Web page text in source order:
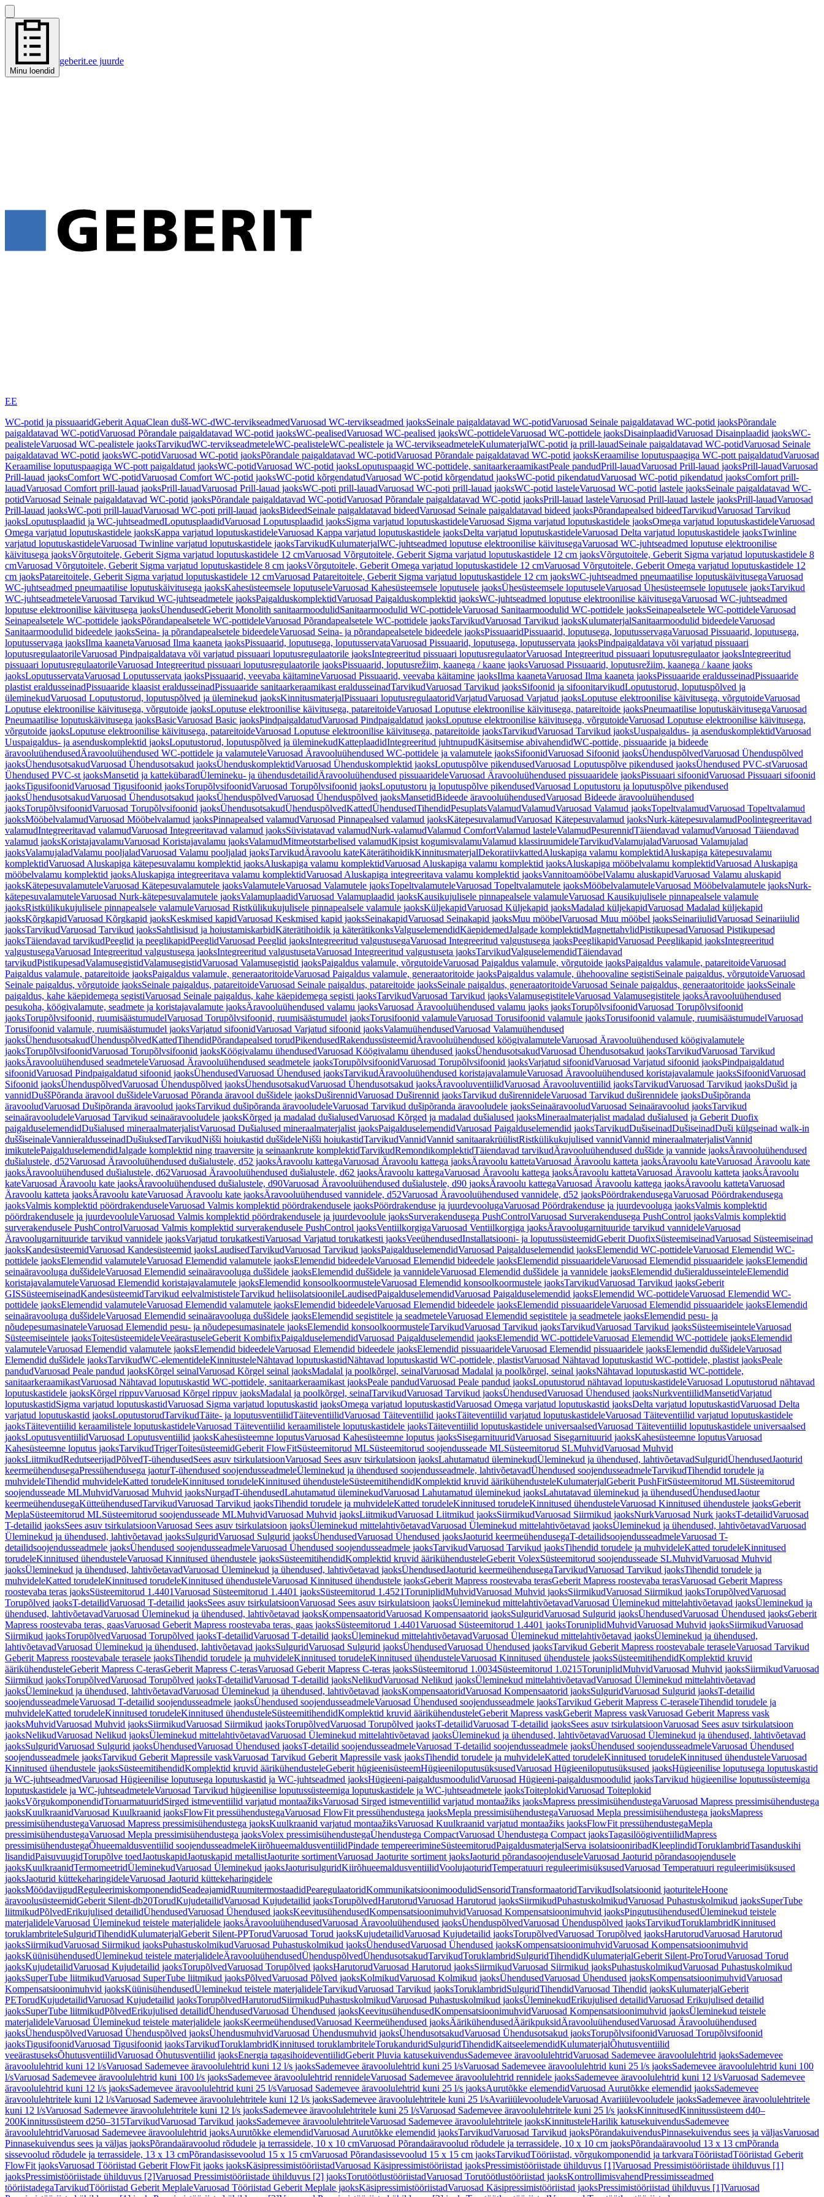
Minu loendid
geberit.ee juurde
EE
WC-potid ja pissuaaridGeberit AquaClean dušš-WC-dWC-tervikseadmedVaruosad WC-tervikseadmed jaoksSeinale paigaldatavad WC-potidVaruosad Seinale paigaldatavad WC-potid jaoksPõrandale
paigaldatavad WC-potidVaruosad Põrandale paigaldatavad WC-potid jaoksWC-pealisedVaruosad WC-pealised jaoksWC-pottideleVaruosad WC-pottidele jaoksDisainplaadidVaruosad Disainplaadid jaoksWC-
pealisteleVaruosad WC-pealistele jaoksTarvikudWC-tervikseadmeteleWC-pealisteleWC-pealistele ja WC-tervikseadmeteleKulumaterjalWC-potid ja prill-lauadSeinale paigaldatavad WC-potidVaruosad Seinale
paigaldatavad WC-potid jaoksWC-potidVaruosad WC-potid jaoksPõrandale paigaldatavad WC-potidVaruosad Põrandale paigaldatavad WC-potid jaoksKeraamilise loputuspaagiga WC-pott paigaldatudVaruosad
Keraamilise loputuspaagiga WC-pott paigaldatud jaoksWC-potidVaruosad WC-potid jaoksLoputuspaagid WC-pottidele, sanitaarkeraamikastPeale pandudPrill-lauadVaruosad Prill-lauad jaoksPrill-lauadVaruosad
Prill-lauad jaoksComfort WC-potidVaruosad Comfort WC-potid jaoksWC-potid kõrgendatudVaruosad WC-potid kõrgendatud jaoksWC-potid pikendatudVaruosad WC-potid pikendatud jaoksComfort prill-
lauadVaruosad Comfort prill-lauad jaoksPrill-lauadVaruosad Prill-lauad jaoksWC-poti prill-lauadVaruosad WC-poti prill-lauad jaoksWC-potid lasteleVaruosad WC-potid lastele jaoksSeinale paigaldatavad WC-
potidVaruosad Seinale paigaldatavad WC-potid jaoksPõrandale paigaldatavad WC-potidVaruosad Põrandale paigaldatavad WC-potid jaoksPrill-lauad lasteleVaruosad Prill-lauad lastele jaoksPrill-lauadVaruosad
Prill-lauad jaoksWC-poti prill-lauadVaruosad WC-poti prill-lauad jaoksBideedSeinale paigaldatavad bideedVaruosad Seinale paigaldatavad bideed jaoksPõrandapealsed bideedTarvikudVaruosad Tarvikud
jaoksLoputusplaadid ja WC-juhtseadmedLoputusplaadidVaruosad Loputusplaadid jaoksSigma varjatud loputuskastideleVaruosad Sigma varjatud loputuskastidele jaoksOmega varjatud loputuskastideleVaruosad
Omega varjatud loputuskastidele jaoksKappa varjatud loputuskastideleVaruosad Kappa varjatud loputuskastidele jaoksDelta varjatud loputuskastideleVaruosad Delta varjatud loputuskastidele jaoksTwinline
varjatud loputuskastideleVaruosad Twinline varjatud loputuskastidele jaoksTarvikudKulumaterjalWC-juhtseadmed loputuse elektroonilise käivitusegaVaruosad WC-juhtseadmed loputuse elektroonilise
käivitusega jaoksVõrgutoitele, Geberit Sigma varjatud loputuskastidele 12 cmVaruosad Võrgutoitele, Geberit Sigma varjatud loputuskastidele 12 cm jaoksVõrgutoitele, Geberit Sigma varjatud loputuskastidele 8
cmVaruosad Võrgutoitele, Geberit Sigma varjatud loputuskastidele 8 cm jaoksVõrgutoitele, Geberit Omega varjatud loputuskastidele 12 cmVaruosad Võrgutoitele, Geberit Omega varjatud loputuskastidele 12
cm jaoksPatareitoitele, Geberit Sigma varjatud loputuskastidele 12 cmVaruosad Patareitoitele, Geberit Sigma varjatud loputuskastidele 12 cm jaoksWC-juhtseadmed pneumaatilise loputuskäivitusegaVaruosad
WC-juhtseadmed pneumaatilise loputuskäivitusega jaoksKahesüsteemsele loputuseleVaruosad Kahesüsteemsele loputusele jaoksÜhesüsteemsele loputuseleVaruosad Ühesüsteemsele loputusele jaoksTarvikud
WC-juhtseadmeteleVaruosad Tarvikud WC-juhtseadmetele jaoksPaigalduskomplektidVaruosad Paigalduskomplektid jaoksWC-juhtseadmed loputuse elektroonilise käivitusegaVaruosad WC-juhtseadmed
loputuse elektroonilise käivitusega jaoksÜhendusedGeberit Monolith sanitaarmoodulidSanitaarmoodulid WC-pottideleVaruosad Sanitaarmoodulid WC-pottidele jaoksSeinapealsetele WC-pottideleVaruosad
Seinapealsetele WC-pottidele jaoksPõrandapealsetele WC-pottideleVaruosad Põrandapealsetele WC-pottidele jaoksTarvikudVaruosad Tarvikud jaoksKulumaterjalSanitaarmoodulid bideedeleVaruosad
Sanitaarmoodulid bideedele jaoksSeina- ja põrandapealsetele bideedeleVaruosad Seina- ja põrandapealsetele bideedele jaoksPissuaaridPissuaarid, loputusega, loputusservagaVaruosad Pissuaarid, loputusega,
loputusservaga jaoksIlma kaanetaVaruosad Ilma kaaneta jaoksPissuaarid, loputusega, loputusservataVaruosad Pissuaarid, loputusega, loputusservata jaoksPindpaigaldatava või varjatud pissuaari
loputusregulaatorileVaruosad Pindpaigaldatava või varjatud pissuaari loputusregulaatorile jaoksIntegreeritud pissuaari loputusregulaatorVaruosad Integreeritud pissuaari loputusregulaator jaoksIntegreeritud
pissuaari loputusregulaatorileVaruosad Integreeritud pissuaari loputusregulaatorile jaoksPissuaarid, loputusrežiim, kaanega / kaane jaoksVaruosad Pissuaarid, loputusrežiim, kaanega / kaane jaoks
jaoksLoputusservataVaruosad Loputusservata jaoksPissuaarid, veevaba käitamineVaruosad Pissuaarid, veevaba käitamine jaoksIlma kaanetaVaruosad Ilma kaaneta jaoksPissuaaride eraldusseinadPissuaaride
plastist eraldusseinadPissuaaride klaasist eraldusseinadPissuaaride sanitaarkeraamikast eraldusseinadTarvikudVaruosad Tarvikud jaoksSifoonid ja sifoonitarvikudLoputustorud, loputuspõlved ja
üleminekudVaruosad Loputustorud, loputuspõlved ja üleminekud jaoksKinnitusmaterjalPissuaari loputusregulaatoridVarjatudVaruosad Varjatud jaoksLoputuse elektroonilise käivitusega, võrgutoideVaruosad
Loputuse elektroonilise käivitusega, võrgutoide jaoksLoputuse elektroonilise käivitusega, patareitoideVaruosad Loputuse elektroonilise käivitusega, patareitoide jaoksPneumaatilise loputuskäivitusegaVaruosad
Pneumaatilise loputuskäivitusega jaoksBasicVaruosad Basic jaoksPindpaigaldatudVaruosad Pindpaigaldatud jaoksLoputuse elektroonilise käivitusega, võrgutoideVaruosad Loputuse elektroonilise käivitusega,
võrgutoide jaoksLoputuse elektroonilise käivitusega, patareitoideVaruosad Loputuse elektroonilise käivitusega, patareitoide jaoksTarvikudVaruosad Tarvikud jaoksUuspaigaldus- ja asenduskomplektidVaruosad
Uuspaigaldus- ja asenduskomplektid jaoksLoputustorud, loputuspõlved ja üleminekudKatteplaadidIntegreeritud juhtnupudKäsitsemise abivahendidWC-pottide, pissuaaride ja bideede
äravooluühendusedÄravooluühendused WC-pottidele ja valamuteleVaruosad Äravooluühendused WC-pottidele ja valamutele jaoksSifoonidVaruosad Sifoonid jaoksÜhenduspõlvedVaruosad Ühenduspõlved
jaoksÜhendusotsakudVaruosad Ühendusotsakud jaoksÜhenduskomplektidVaruosad Ühenduskomplektid jaoksLoputuspõlve pikendusedVaruosad Loputuspõlve pikendused jaoksÜhendused PVC-stVaruosad
Ühendused PVC-st jaoksMansetid ja kattekübaradÜlemineku- ja ühendusdetailidÄravooluühendused pissuaarideleVaruosad Äravooluühendused pissuaaridele jaoksPissuaari sifoonidVaruosad Pissuaari sifoonid
jaoksTigusifoonidVaruosad Tigusifoonid jaoksTorupõlvsifoonidVaruosad Torupõlvsifoonid jaoksLoputustoru ja loputuspõlve pikendusedVaruosad Loputustoru ja loputuspõlve pikendused
jaoksÜhendusotsakudVaruosad Ühendusotsakud jaoksÜhenduspõlvedVaruosad Ühenduspõlved jaoksMansetidBideede äravooluühendusedVaruosad Bideede äravooluühendused
jaoksTorupõlvsifoonidVaruosad Torupõlvsifoonid jaoksÜhendusotsakudÜhenduspõlvedKattedÜhendusedTihendidPesuplatsValamudValamudVaruosad Valamud jaoksTopeltvalamudVaruosad Topeltvalamud
jaoksMööbelvalamudVaruosad Mööbelvalamud jaoksPinnapealsed valamudVaruosad Pinnapealsed valamud jaoksKätepesuvalamudVaruosad Kätepesuvalamud jaoksNurk-kätepesuvalamudPoolintegreeritavad
valamudIntegreeritavad valamudVaruosad Integreeritavad valamud jaoksSüvistatavad valamudNurk-valamudValamud ComfortValamud lasteleValamudPesurennidTäiendavad valamudVaruosad Täiendavad
valamud jaoksKoristajavalamuVaruosad Koristajavalamu jaoksValamudMitmeotstarbelised valamudKipsist kogumisvalamuValamud klassiruumideleTarvikudValamujaladVaruosad Valamujalad
jaoksValamujaladValamu pooljaladVaruosad Valamu pooljalad jaoksTarvikudÄravoolu kateKäterätihoidikKinnitusmaterjalDekoratiivkattedAluskapiga valamu komplektidAluskapiga kätepesuvalamu
komplektidVaruosad Aluskapiga kätepesuvalamu komplektid jaoksAluskapiga valamu komplektidVaruosad Aluskapiga valamu komplektid jaoksAluskapiga mööbelvalamu komplektidVaruosad Aluskapiga
mööbelvalamu komplektid jaoksAluskapiga integreeritava valamu komplektidVaruosad Aluskapiga integreeritava valamu komplektid jaoksVannitoamööbelValamu aluskapidVaruosad Valamu aluskapid
jaoksKätepesuvalamuteleVaruosad Kätepesuvalamutele jaoksValamuteleVaruosad Valamutele jaoksTopeltvalamuteleVaruosad Topeltvalamutele jaoksMööbelvalamuteleVaruosad Mööbelvalamutele jaoksNurk-
kätepesuvalamuteleVaruosad Nurk-kätepesuvalamutele jaoksValamuplaadidVaruosad Valamuplaadid jaoksKausikujulisele pinnapealsele valamuleVaruosad Kausikujulisele pinnapealsele valamule
jaoksRistkülikukujulisele pinnapealsele valamuleVaruosad Ristkülikukujulisele pinnapealsele valamule jaoksKüljekapidVaruosad Küljekapid jaoksMadalad küljekapidVaruosad Madalad küljekapid
jaoksKõrgkapidVaruosad Kõrgkapid jaoksKeskmised kapidVaruosad Keskmised kapid jaoksSeinakapidVaruosad Seinakapid jaoksMuu mööbelVaruosad Muu mööbel jaoksSeinariiulidVaruosad Seinariiulid
jaoksTarvikudVaruosad Tarvikud jaoksSahtlisisud ja hoiustamiskarbidKäterätihoidik ja käterätikonksValguselemendidKäepidemedJalgade komplektidMagnettahvlidPistikupesadVaruosad Pistikupesad
jaoksTäiendavad tarvikudPeeglid ja peeglikapidPeeglidVaruosad Peeglid jaoksIntegreeritud valgustusegaVaruosad Integreeritud valgustusega jaoksPeeglikapidVaruosad Peeglikapid jaoksIntegreeritud
valgustusegaVaruosad Integreeritud valgustusega jaoksIntegreeritud valgustusetaVaruosad Integreeritud valgustuseta jaoksTarvikudValguselemendidTäiendavad
tarvikudPistikupesadValamusegistidValamusegistidVaruosad Valamusegistid jaoksPaigaldus valamule, võrgutoideVaruosad Paigaldus valamule, võrgutoide jaoksPaigaldus valamule, patareitoideVaruosad
Paigaldus valamule, patareitoide jaoksPaigaldus valamule, generaatoritoideVaruosad Paigaldus valamule, generaatoritoide jaoksPaigaldus valamule, ühehoovaline segistiSeinale paigaldus, võrgutoideVaruosad
Seinale paigaldus, võrgutoide jaoksSeinale paigaldus, patareitoideVaruosad Seinale paigaldus, patareitoide jaoksSeinale paigaldus, generaatoritoideVaruosad Seinale paigaldus, generaatoritoide jaoksSeinale
paigaldus, kahe käepidemega segistiVaruosad Seinale paigaldus, kahe käepidemega segisti jaoksTarvikudVaruosad Tarvikud jaoksValamusegistiteleVaruosad Valamusegistitele jaoksÄravooluühendused
pesukoha, köögivalamute, seadmete ja koristajavalamute jaoksÄravooluühendused valamu jaoksVaruosad Äravooluühendused valamu jaoks jaoksTorupõlvsifoonidVaruosad Torupõlvsifoonid
jaoksTorupõlvsifoonid, ruumisäästumudelVaruosad Torupõlvsifoonid, ruumisäästumudel jaoksTorusifoonid valamuleVaruosad Torusifoonid valamule jaoksTorusifoonid valamule, ruumisäästumudelVaruosad
Torusifoonid valamule, ruumisäästumudel jaoksVarjatud sifoonidVaruosad Varjatud sifoonid jaoksValamuühendusedVaruosad Valamuühendused
jaoksÜhendusotsakudÜhenduspõlvedKattedTihendidPõrandapealsed torudPikendusedRakendussüsteemidÄravooluühendused köögivalamuteleVaruosad Äravooluühendused köögivalamutele
jaoksTorupõlvsifoonidVaruosad Torupõlvsifoonid jaoksKöögivalamu ühendusedVaruosad Köögivalamu ühendused jaoksÜhendusotsakudVaruosad Ühendusotsakud jaoksTarvikudVaruosad Tarvikud
jaoksÄravooluühendused seadmeteleVaruosad Äravooluühendused seadmetele jaoksTorupõlvsifoonidVaruosad Torupõlvsifoonid jaoksVarjatud sifoonidVaruosad Varjatud sifoonid jaoksPindpaigaldatud
sifoonidVaruosad Pindpaigaldatud sifoonid jaoksÜhendusedVaruosad Ühendused jaoksTarvikudÄravooluühendused koristajavalamuleVaruosad Äravooluühendused koristajavalamule jaoksSifoonidVaruosad
Sifoonid jaoksÜhenduspõlvedVaruosad Ühenduspõlved jaoksÜhendusotsakudVaruosad Ühendusotsakud jaoksÄravooluventiilidVaruosad Äravooluventiilid jaoksTarvikudVaruosad Tarvikud jaoksDušid ja
vannidDuššPõranda äravool duššideleVaruosad Põranda äravool duššidele jaoksDuširennidVaruosad Duširennid jaoksTarvikud duširennideleVaruosad Tarvikud duširennidele jaoksDušipõranda
äravooludVaruosad Dušipõranda äravoolud jaoksTarvikud dušipõranda äravooludeleVaruosad Tarvikud dušipõranda äravooludele jaoksSeinaäravooludVaruosad Seinaäravoolud jaoksTarvikud
seinaäravooludeleVaruosad Tarvikud seinaäravooludele jaoksKõrged ja madalad dušialusedVaruosad Kõrged ja madalad dušialused jaoksMineraalmaterjalist madalad dušialused ja Geberit Duofix
paigalduselemendidDušialused mineraalmaterjalistVaruosad Dušialused mineraalmaterjalist jaoksPaigalduselemendidVaruosad Paigalduselemendid jaoksTarvikudDušiseinadDušiseinadDuši külgseinad walk-in
duššiseinaleVannieraldusseinadDušiuksedTarvikudNišši hoiukastid duššideleNišši hoiukastidTarvikudVannidVannid sanitaarakrüülistRistkülikukujulised vannidVannid mineraalmaterjalistVannid
imikutelePaigalduselemendidJalgade komplektid ning traaversite ja seinaankrute komplektidTarvikudRemondikomplektidTäiendavad tarvikudÄravooluühendused duššide ja vannide jaoksÄravooluühendused
dušialustele, d52Varuosad Äravooluühendused dušialustele, d52 jaoksÄravoolu kattegaVaruosad Äravoolu kattega jaoksÄravoolu kattetaVaruosad Äravoolu katteta jaoksÄravoolu kateVaruosad Äravoolu kate
jaoksÄravooluühendused dušialustele, d62Varuosad Äravooluühendused dušialustele, d62 jaoksÄravoolu kattegaVaruosad Äravoolu kattega jaoksÄravoolu kattetaVaruosad Äravoolu katteta jaoksÄravoolu
kateVaruosad Äravoolu kate jaoksÄravooluühendused dušialustele, d90Varuosad Äravooluühendused dušialustele, d90 jaoksÄravoolu kattegaVaruosad Äravoolu kattega jaoksÄravoolu kattetaVaruosad
Äravoolu katteta jaoksÄravoolu kateVaruosad Äravoolu kate jaoksÄravooluühendused vannidele, d52Varuosad Äravooluühendused vannidele, d52 jaoksPöördrakendusegaVaruosad Pöördrakendusega
jaoksValmis komplektid pöördrakenduseleVaruosad Valmis komplektid pöördrakendusele jaoksPöördrakenduse ja juurdevoolugaVaruosad Pöördrakenduse ja juurdevooluga jaoksValmis komplektid
pöördrakendusele ja juurdevooluleVaruosad Valmis komplektid pöördrakendusele ja juurdevoolule jaoksSurverakendusega PushControlVaruosad Surverakendusega PushControl jaoksValmis komplektid
surverakendusele PushControlVaruosad Valmis komplektid surverakendusele PushControl jaoksVentiilkorgigaVaruosad Ventiilkorgiga jaoksÄravoolugarnituuride tarvikud vannideleVaruosad
Äravoolugarnituuride tarvikud vannidele jaoksVarjatud torukatkestiVaruosad Varjatud torukatkesti jaoksVeeühendusedInstallatsiooni- ja loputussüsteemidGeberit DuofixSüsteemiseinadVaruosad Süsteemiseinad
jaoksKandesüsteemidVaruosad Kandesüsteemid jaoksLaudisedTarvikudVaruosad Tarvikud jaoksPaigalduselemendidVaruosad Paigalduselemendid jaoksElemendid WC-pottideleVaruosad Elemendid WC-
pottidele jaoksElemendid valamuteleVaruosad Elemendid valamutele jaoksElemendid bideedeleVaruosad Elemendid bideedele jaoksElemendid pissuaarideleVaruosad Elemendid pissuaaridele jaoksElemendid
seinaäravooluga duššideleVaruosad Elemendid seinaäravooluga duššidele jaoksElemendid duššidele ja vannideleVaruosad Elemendid duššidele ja vannidele jaoksElemendid dušieraldusseinteleElemendid
koristajavalamuteleVaruosad Elemendid koristajavalamutele jaoksElemendid konsoolkoormusteleVaruosad Elemendid konsoolkoormustele jaoksTarvikudVaruosad Tarvikud jaoksGeberit
GISSüsteemiseinadKandesüsteemidTarvikud eelvalmististeleTarvikud heliisolatsioonileLaudisedPaigalduselemendidVaruosad Paigalduselemendid jaoksElemendid WC-pottideleVaruosad Elemendid WC-
pottidele jaoksElemendid valamuteleVaruosad Elemendid valamutele jaoksElemendid bideedeleVaruosad Elemendid bideedele jaoksElemendid pissuaarideleVaruosad Elemendid pissuaaridele jaoksElemendid
seinaäravooluga duššideleVaruosad Elemendid seinaäravooluga duššidele jaoksElemendid segistitele ja seadmeteleVaruosad Elemendid segistitele ja seadmetele jaoksElemendid pesu- ja
nõudepesumasinateleVaruosad Elemendid pesu- ja nõudepesumasinatele jaoksElemendid konsoolkoormusteleTarvikudVaruosad Tarvikud jaoksTarvikudVaruosad Tarvikud jaoksSüsteemiseinteleVaruosad
Süsteemiseintele jaoksToitesüsteemideleVeeärastuseleGeberit KombifixPaigalduselemendidVaruosad Paigalduselemendid jaoksElemendid WC-pottideleVaruosad Elemendid WC-pottidele jaoksElemendid
valamuteleVaruosad Elemendid valamutele jaoksElemendid bideedeleVaruosad Elemendid bideedele jaoksElemendid pissuaarideleVaruosad Elemendid pissuaaridele jaoksElemendid duššideleVaruosad
Elemendid duššidele jaoksTarvikudWC-elementideleKinnitusteleNähtavad loputuskastidNähtavad loputuskastid WC-pottidele, plastistVaruosad Nähtavad loputuskastid WC-pottidele, plastist jaoksPeale
pandudVaruosad Peale pandud jaoksKõrgel seinalVaruosad Kõrgel seinal jaoksMadalal ja poolkõrgel, seinalVaruosad Madalal ja poolkõrgel, seinal jaoksNähtavad loputuskastid WC-pottidele,
sanitaarkeraamikastVaruosad Nähtavad loputuskastid WC-pottidele, sanitaarkeraamikast jaoksPeale pandudVaruosad Peale pandud jaoksLoputustorud nähtavad loputuskastideleVaruosad Loputustorud nähtavad
loputuskastidele jaoksKõrgel rippuvVaruosad Kõrgel rippuv jaoksMadalal ja poolkõrgel, seinalTarvikudVaruosad Tarvikud jaoksÜhendusedVaruosad Ühendused jaoksNurkventiilidMansetidVarjatud
loputuskastidSigma varjatud loputuskastidVaruosad Sigma varjatud loputuskastid jaoksOmega varjatud loputuskastidVaruosad Omega varjatud loputuskastid jaoksDelta varjatud loputuskastidVaruosad Delta
varjatud loputuskastid jaoksLoputustorudTarvikudTäite- ja loputusventiilidTäiteventiilidVaruosad Täiteventiilid jaoksTäiteventiilid varjatud loputuskastideleVaruosad Täiteventiilid varjatud loputuskastidele
jaoksTäiteventiilid keraamilistele loputuskastideleVaruosad Täiteventiilid keraamilistele loputuskastidele jaoksTäiteventiilid loputuskastidele universaalsedVaruosad Täiteventiilid loputuskastidele universaalsed
jaoksLoputusventiilidVaruosad Loputusventiilid jaoksKahesüsteemne loputusVaruosad Kahesüsteemne loputus jaoksSisegarnituuridVaruosad Sisegarnituurid jaoksKahesüsteemne loputusVaruosad
Kahesüsteemne loputus jaoksTarvikudTrigerToitesüsteemidGeberit FlowFitSüsteemitorud MLSüsteemitorud soojendusseade MLSüsteemitorud SLMuhvidVaruosad Muhvid
jaoksLiitmikudRedutseerijadPõlvedT-ühendusedSees asuv tsirkulatsioonVaruosad Sees asuv tsirkulatsioon jaoksLahutamatud üleminekudÜleminekud ja ühendused, lahtivõetavadSulguridÜhendusedJaoturid
keermeühendusegaPressühendusega jaoturT-ühendused soojendusseadmeleÜleminekud ja ühendused soojendusseadmele, lahtivõetavadÜhendused soojendusseadmeleTarvikudTihendid torudele ja
muhvideleTihendid muhvideleKatted torudeleKinnitused torudeleKinnitused ühendusteleSüsteemitihendidKomplektid kruvid äärikühendusteleKulumaterjalGeberit PushFitSüsteemitorud MLSüsteemitorud
soojendusseade MLMuhvidVaruosad Muhvid jaoksNurgadT-ühendusedLahutamatud üleminekudVaruosad Lahutamatud üleminekud jaoksLahutatavad üleminekud ja ühendusedÜhendusedJaotur
keermeühendusegaKütteühendusedTarvikudVaruosad Tarvikud jaoksTihendid torudele ja muhvideleKatted torudeleKinnitused torudeleKinnitused ühendusteleVaruosad Kinnitused ühendustele jaoksGeberit
MeplaSüsteemitorud MLSüsteemitorud soojendusseade MLMuhvidVaruosad Muhvid jaoksLiitmikudVaruosad Liitmikud jaoksSiirmikudVaruosad Siirmikud jaoksNurkVaruosad Nurk jaoksT-detailidVaruosad
T-detailid jaoksSees asuv tsirkulatsioonVaruosad Sees asuv tsirkulatsioon jaoksÜleminekud mittelahtivõetavadVaruosad Üleminekud mittelahtivõetavad jaoksÜleminekud ja ühendused, lahtivõetavadVaruosad
Üleminekud ja ühendused, lahtivõetavad jaoksSulguridVaruosad Sulgurid jaoksÜhendusedVaruosad Ühendused jaoksJaoturid keermeühendusegaT-detailidsoojendusseadmeleVaruosad T-
detailidsoojendusseadmele jaoksÜhendused soojendusseadmeleVaruosad Ühendused soojendusseadmele jaoksTarvikudVaruosad Tarvikud jaoksTihendid torudele ja muhvideleKatted torudeleKinnitused
torudeleKinnitused ühendusteleVaruosad Kinnitused ühendustele jaoksSüsteemitihendidKomplektid kruvid äärikühendusteleGeberit VolexSüsteemitorud soojendusseade SLMuhvidVaruosad Muhvid
jaoksÜleminekud ja ühendused, lahtivõetavadVaruosad Üleminekud ja ühendused, lahtivõetavad jaoksÜhendusedJaoturid keermeühendusegaTarvikudVaruosad Tarvikud jaoksTihendid torudele ja
muhvideleKatted torudeleKinnitused torudeleKinnitused ühendusteleVaruosad Kinnitused ühendustele jaoksGeberit Mapress roostevaba terasGeberit Mapress roostevaba terasVaruosad Geberit Mapress
roostevaba teras jaoksSüsteemitorud 1.4401Varuosad Süsteemitorud 1.4401 jaoksSüsteemitorud 1.4521ToruniplidMuhvidVaruosad Muhvid jaoksSiirmikudVaruosad Siirmikud jaoksTorupõlvedVaruosad
Torupõlved jaoksT-detailidVaruosad T-detailid jaoksSees asuv tsirkulatsioonVaruosad Sees asuv tsirkulatsioon jaoksÜleminekud mittelahtivõetavadVaruosad Üleminekud mittelahtivõetavad jaoksÜleminekud ja
ühendused, lahtivõetavadVaruosad Üleminekud ja ühendused, lahtivõetavad jaoksKompensaatoridVaruosad Kompensaatorid jaoksSulguridVaruosad Sulgurid jaoksÜhendusedVaruosad Ühendused jaoksGeberit
Mapress roostevaba teras, gaasVaruosad Geberit Mapress roostevaba teras, gaas jaoksSüsteemitorud 1.4401Varuosad Süsteemitorud 1.4401 jaoksToruniplidMuhvidVaruosad Muhvid jaoksSiirmikudVaruosad
Siirmikud jaoksTorupõlvedVaruosad Torupõlved jaoksT-detailidVaruosad T-detailid jaoksÜleminekud mittelahtivõetavadVaruosad Üleminekud mittelahtivõetavad jaoksÜleminekud ja ühendused,
lahtivõetavadVaruosad Üleminekud ja ühendused, lahtivõetavad jaoksSulguridVaruosad Sulgurid jaoksÜhendusedVaruosad Ühendused jaoksTarvikud Geberit Mapress roostevabale teraseleVaruosad Tarvikud
Geberit Mapress roostevabale terasele jaoksTihendid torudele ja muhvideleKinnitused torudeleKinnitused ühendusteleVaruosad Kinnitused ühendustele jaoksSüsteemitihendidKomplektid kruvid
äärikühendusteleGeberit Mapress C-terasGeberit Mapress C-terasVaruosad Geberit Mapress C-teras jaoksSüsteemitorud 1.0034Süsteemitorud 1.0215ToruniplidMuhvidVaruosad Muhvid jaoksSiirmikudVaruosad
Siirmikud jaoksTorupõlvedVaruosad Torupõlved jaoksT-detailidVaruosad T-detailid jaoksNelikudVaruosad Nelikud jaoksÜleminekud mittelahtivõetavadVaruosad Üleminekud mittelahtivõetavad
jaoksÜleminekud ja ühendused, lahtivõetavadVaruosad Üleminekud ja ühendused, lahtivõetavad jaoksKompensaatoridVaruosad Kompensaatorid jaoksSulguridVaruosad Sulgurid jaoksT-detailid
soojendusseadmeleVaruosad T-detailid soojendusseadmele jaoksÜhendused soojendusseadmeleVaruosad Ühendused soojendusseadmele jaoksTarvikud Geberit Mapress C-teraseleTihendid torudele ja
muhvideleKatted torudeleKinnitused torudeleKinnitused ühendusteleSüsteemitihendidKomplektid kruvid äärikühendusteleGeberit Mapress vaskGeberit Mapress vaskVaruosad Geberit Mapress vask
jaoksMuhvidVaruosad Muhvid jaoksSiirmikudVaruosad Siirmikud jaoksTorupõlvedVaruosad Torupõlved jaoksT-detailidVaruosad T-detailid jaoksSees asuv tsirkulatsioonVaruosad Sees asuv tsirkulatsioon
jaoksNelikudVaruosad Nelikud jaoksÜleminekud mittelahtivõetavadVaruosad Üleminekud mittelahtivõetavad jaoksÜleminekud ja ühendused, lahtivõetavadVaruosad Üleminekud ja ühendused, lahtivõetavad
jaoksSulguridVaruosad Sulgurid jaoksÜhendusedVaruosad Ühendused jaoksT-detailid soojendusseadmeleVaruosad T-detailid soojendusseadmele jaoksÜhendused soojendusseadmeleVaruosad Ühendused
soojendusseadmele jaoksTarvikud Geberit Mapressile vaskVaruosad Tarvikud Geberit Mapressile vask jaoksTihendid torudele ja muhvideleKatted torudeleKinnitused torudeleKinnitused ühendusteleVaruosad
Kinnitused ühendustele jaoksSüsteemitihendidKomplektid kruvid äärikühendusteleGeberit hügieenisüsteemHügieeniloputusüksusedVaruosad Hügieeniloputusüksused jaoksHügieenilise loputusega loputuskastid
ja WC-juhtseadmedVaruosad Hügieenilise loputusega loputuskastid ja WC-juhtseadmed jaoksHügieeni-paigaldusmoodulidVaruosad Hügieeni-paigaldusmoodulid jaoksTarvikud hügieenilise loputussüsteemiga
loputuskastidele ja WC-juhtseadmeteleVaruosad Tarvikud hügieenilise loputussüsteemiga loputuskastidele ja WC-juhtseadmetele jaoksToiteplokidVaruosad Toiteplokid
jaoksVõrgukomponendidToruarmatuuridSirged istmeventiilid varjatud montaažiksVaruosad Sirged istmeventiilid varjatud montaažiks jaoksMapress pressimisühendustegaVaruosad Mapress pressimisühendustega
jaoksKuulkraanidVaruosad Kuulkraanid jaoksFlowFit pressühendustegaVaruosad FlowFit pressühendustega jaoksMepla pressimisühendustegaVaruosad Mepla pressimisühendustega jaoksMapress
pressimisühendustegaVaruosad Mapress pressimisühendustega jaoksKuulkraanid varjatud montaažiksVaruosad Kuulkraanid varjatud montaažiks jaoksFlowFit pressühendustegaMepla
pressimisühendustegaVaruosad Mepla pressimisühendustega jaoksVolex pressimisühendustegaÜhendustega CompactVaruosad Ühendustega Compact jaoksTagasilöögiventiilidMapress
pressimisühendustegaÕhueemaldusventiilid soojendusseadmeleKiirõhueemaldusventiilidPindade tempereerimineSüsteemitorudPaigaldusmaterjalServa isolatsiooniribadKleeplindidToruklambridTasanduskihi
lisandidPaisuvuugidTorupõlve toedJaotuskapidJaotuskapid metallistJaoturite sortimentVaruosad Jaoturite sortiment jaoksJaoturid põrandasoojenduseleVaruosad Jaoturid põrandasoojendusele
jaoksKuulkraanidTermomeetridÜleminekudVaruosad Üleminekud jaoksJaoturisulguridKiirõhueemaldusventiilidVoolujaoturidTemperatuuri reguleerimisüksusedVaruosad Temperatuuri reguleerimisüksused
jaoksJaoturid küttekeharingideleVaruosad Jaoturid küttekeharingidele
jaoksMöödaviigudReguleerimiskomponendidSeadeajamidRuumitermostaadidPearegulaatoridKommunikatsioonimoodulidSensoridTransformaatoridTarvikudIsolatsioonid jaoturiteleHoone
äravoolusüsteemidGeberit Silent-db20TorudKujudetailidVaruosad Kujudetailid jaoksTorupõlvedHarutorudVaruosad Harutorud jaoksSiirmikudPuhastuskolmikudVaruosad Puhastuskolmikud jaoksSuperTube
liitmikudPõlvedErikujulised detailidÜhendusedVaruosad Ühendused jaoksKeevitusühendusedKompensatsioonimuhvidVaruosad Kompensatsioonimuhvid jaoksPingutusühendusedÜleminekud teistele
materjalideleVaruosad Üleminekud teistele materjalidele jaoksÄravooluühendusedVaruosad Äravooluühendused jaoksÜhenduspõlvedVaruosad Ühenduspõlved jaoksTarvikudToruklambridKinnitused
toruklambriteleSulguridTihendidKulumaterjalGeberit Silent-PPTorudVaruosad Torud jaoksKujudetailidVaruosad Kujudetailid jaoksTorupõlvedVaruosad Torupõlved jaoksHarutorudVaruosad Harutorud
jaoksSiirmikudVaruosad Siirmikud jaoksPuhastuskolmikudVaruosad Puhastuskolmikud jaoksÜhendusedVaruosad Ühendused jaoksKompensatsioonimuhvidVaruosad Kompensatsioonimuhvid
jaoksKüünisühendusedÜleminekud teistele materjalideleÄravooluühendusedÜhenduspõlvedÜhendusotsakudTarvikudToruklambridSulguridTihendidKulumaterjalGeberit Silent-ProTorudVaruosad Torud
jaoksKujudetailidVaruosad Kujudetailid jaoksTorupõlvedVaruosad Torupõlved jaoksHarutorudVaruosad Harutorud jaoksSiirmikudVaruosad Siirmikud jaoksPuhastuskolmikudVaruosad Puhastuskolmikud
jaoksSuperTube liitmikudVaruosad SuperTube liitmikud jaoksPõlvedVaruosad Põlved jaoksKolmikudVaruosad Kolmikud jaoksÜhendusedVaruosad Ühendused jaoksKompensatsioonimuhvidVaruosad
Kompensatsioonimuhvid jaoksKüünisühendusedÜleminekud teistele materjalideleTarvikudVaruosad Tarvikud jaoksToruklambridSulguridTihendidVaruosad Tihendid jaoksKulumaterjalGeberit
PETorudKujudetailidVaruosad Kujudetailid jaoksTorupõlvedHarutorudSiirmikudPuhastuskolmikudVaruosad Puhastuskolmikud jaoksÜleminekudErikujulised detailidVaruosad Erikujulised detailid
jaoksSuperTube liitmikudPõlvedErikujulised detailidÜhendusedVaruosad Ühendused jaoksKeevitusühendusedKompensatsioonimuhvidVaruosad Kompensatsioonimuhvid jaoksÜleminekud teistele
materjalideleVaruosad Üleminekud teistele materjalidele jaoksKeermeühendusedVaruosad Keermeühendused jaoksÄärikühendusedÄärikpuksidÄravooluühendusedVaruosad Äravooluühendused
jaoksÜhenduspõlvedVaruosad Ühenduspõlved jaoksÜhendusmuhvidVaruosad Ühendusmuhvid jaoksÜhendusotsakudVaruosad Ühendusotsakud jaoksTorupõlvsifoonidVaruosad Torupõlvsifoonid
jaoksTigusifoonidVaruosad Tigusifoonid jaoksTarvikudToruklambridKinnitused toruklambriteleTorukanduridSulguridTihendidKaitseelemendidKulumaterjalÕhutusventiilid
veeärastuseksÕhutusventiilidVaruosad Õhutusventiilid jaoksEnergia tagasihoideventiilidGeberit Pluvia katusekuivendusSademevee äravoolulehtridVaruosad Sademevee äravoolulehtrid jaoksSademevee
äravoolulehtrid kuni 12 l/sVaruosad Sademevee äravoolulehtrid kuni 12 l/s jaoksSademevee äravoolulehtrid kuni 25 l/sVaruosad Sademevee äravoolulehtrid kuni 25 l/s jaoksSademevee äravoolulehtrid kuni 100
l/sVaruosad Sademevee äravoolulehtrid kuni 100 l/s jaoksSademevee äravoolulehtrid rennideleVaruosad Sademevee äravoolulehtrid rennidele jaoksSademevee äravoolulehtrid kuni 12 l/sVaruosad Sademevee
äravoolulehtrid kuni 12 l/s jaoksSademevee äravoolulehtrid kuni 25 l/sVaruosad Sademevee äravoolulehtrid kuni 25 l/s jaoksAurutõkke elemendidVaruosad Aurutõkke elemendid jaoksSademevee
äravoolulehtritele kuni 12 l/sVaruosad Sademevee äravoolulehtritele kuni 12 l/s jaoksSademevee äravoolulehtritele kuni 25 l/sAvariiülevooludeleVaruosad Avariiülevooludele jaoksSademevee äravoolulehtritele
kuni 12 l/sVaruosad Sademevee äravoolulehtritele kuni 12 l/s jaoksSademevee äravoolulehtritele kuni 25 l/sVaruosad Sademevee äravoolulehtritele kuni 25 l/s jaoksKinnitusedKinnitussüsteem d40–
200Kinnitussüsteem d250–315TarvikudVaruosad Tarvikud jaoksSademevee äravoolulehtriteleVaruosad Sademevee äravoolulehtritele jaoksKinnitusteleHarilik katusekuivendusSademevee
äravoolulehtridVaruosad Sademevee äravoolulehtrid jaoksAurutõkke elemendidVaruosad Aurutõkke elemendid jaoksTarvikudVaruosad Tarvikud jaoksPõrandakuivendusPinnasekuivendus sees ja väljasVaruosad
Pinnasekuivendus sees ja väljas jaoksPõrandaäravoolud rõdudele ja terrassidele, 10 x 10 cmVaruosad Põrandaäravoolud rõdudele ja terrassidele, 10 x 10 cm jaoksPõrandaäravoolud 13 x 13 cmPõranda
sissevoolud rõdudele ja terrassidele, 13 x 13 cmPõrandasissevoolud 15 x 15 cmVaruosad Põrandasissevoolud 15 x 15 cm jaoksTarvikudTööriistad, võrgukomponendid ja tarkvaraTööriistadTööriistad Geberit
FlowFit jaoksVaruosad Tööriistad Geberit FlowFit jaoks jaoksKäsipressimistööriistadVaruosad Käsipressimistööriistad jaoksPressimistööriistade ühilduvus [1]Varuosad Pressimistööriistade ühilduvus [1]
jaoksPressimistööriistade ühilduvus [2]Varuosad Pressimistööriistade ühilduvus [2] jaoksTorutöötlustööriistadVaruosad Torutöötlustööriistad jaoksKontrollimisvahendPressimisseadmed
tööriistadegaTarvikudTööriistad Geberit MeplaleVaruosad Tööriistad Geberit Meplale jaoksKäsipressimistööriistadVaruosad Käsipressimistööriistad jaoksPressimistööriistad ühilduvus [1]Varuosad